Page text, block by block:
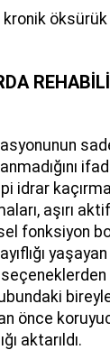
kronik
idrar
aşırı
fonksiyon
önce
aktarıldı.